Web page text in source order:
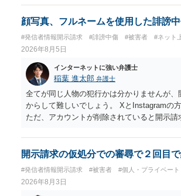
顔写真、フルネームを使用した誹謗
#発信者情報開示請求 #誹謗中傷 #被害者 #ネット
2026年8月5日
インターネットに強い弁護士
稲葉 進太郎 弁護士
全てが同じ人物の犯行かは分かりませんが
からして難しいでしょう。 XとInstagramの
ただ、アカウントが削除されていると開示
相手に全ての弁護士費用を負担させること
せることができるでしょう。訴訟で判決と
開示請求の仮処分での審尋で２回目
#発信者情報開示請求 #被害者 #個人・プライベート
2026年8月3日